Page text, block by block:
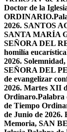
Doctor de la
ORDINARIO.
2026. SANTOS
SANTA MARÍA
SEÑORA DEL
homilía eucarística
2026.
SEÑORA DEL
de evangelizar
2026. Martes XII
Ordinaro.Palabra
de Tiempo
de Junio de
Memoria, SAN